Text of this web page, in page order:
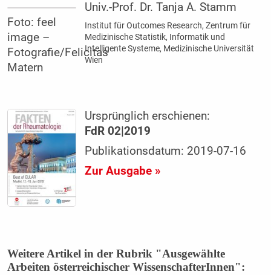
Foto: feel
image –
Fotografie/Felicitas
Matern
Univ.-Prof. Dr. Tanja A. Stamm
Institut für Outcomes Research, Zentrum für
Medizinische ­Statistik, Informatik und
Intelligente ­Systeme, Medizinische Universität
Wien
Ursprünglich erschienen:
FdR 02|2019
Publikationsdatum: 2019-07-16
Zur Ausgabe »
Weitere Artikel in der Rubrik "Ausgewählte
Arbeiten österreichischer WissenschafterInnen":